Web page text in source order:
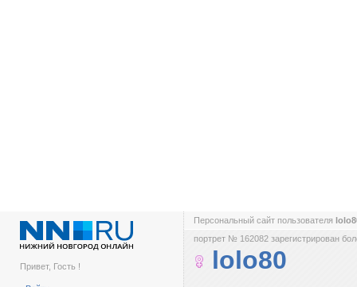
Привет, Гость !
Персональный сайт пользователя
портрет № 162082 зарегистрирован
lolo80